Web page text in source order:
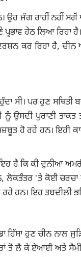
ਉਹ ਜੰਗ ਰਾਹੀਂ ਨਹੀਂ
ਹੇਠ ਲਿਆ ਰਿਹਾ
ਕਰ ਰਿਹਾ ਹੈ,
ਸੀ। ਪਰ ਹੁਣ
ਉਸਦੀ ਪੁਰਾਣੀ
​​ਹੋ ਰਹੇ ਹਨ। ਇਹੀ
ਹੈ ਕਿ ਕੀ ਦੁਨੀਆ
'ਤੇ ਕੋਈ ਚਰਚਾ
ਹਨ। ਇਹ ਤਬਦੀਲੀ
ਹਿੱਸਾ ਹੁਣ ਚੀਨ
ਤੋਂ ਲੈ ਕੇ ਏਆਈ ਅਤੇ